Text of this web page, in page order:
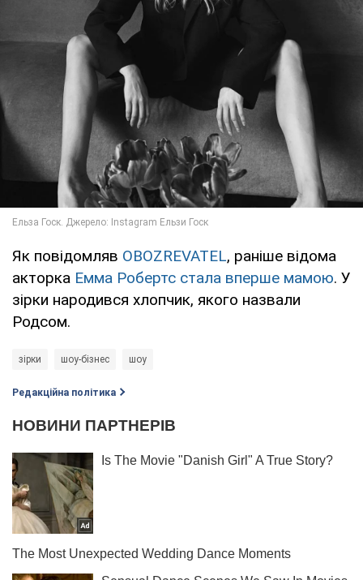
Як повідомляв OBOZREVATEL, раніше відома
акторка Емма Робертс стала вперше мамою. У
зірки народився хлопчик, якого назвали
Родсом.
зірки шоу-бізнес шоу
Редакційна політика